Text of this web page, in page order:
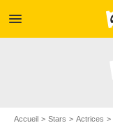
menu
Accueil Stars Actrices